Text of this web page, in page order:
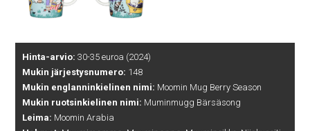
Hinta-arvio: 30-35 euroa (2024)
Mukin järjestysnumero: 148
Mukin englanninkielinen nimi: Moomin Mug Berry Season
Mukin ruotsinkielinen nimi: Muminmugg Bärsäsong
Leima: Moomin Arabia